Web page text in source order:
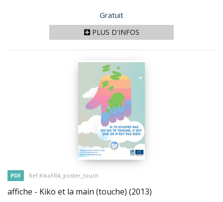
Prix
Gratuit
PLUS D'INFOS
PDF Ref KikoFRA_poster_touch
affiche - Kiko et la main (touche) (2013)